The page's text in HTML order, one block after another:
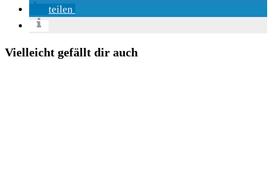
teilen
Vielleicht gefällt dir auch